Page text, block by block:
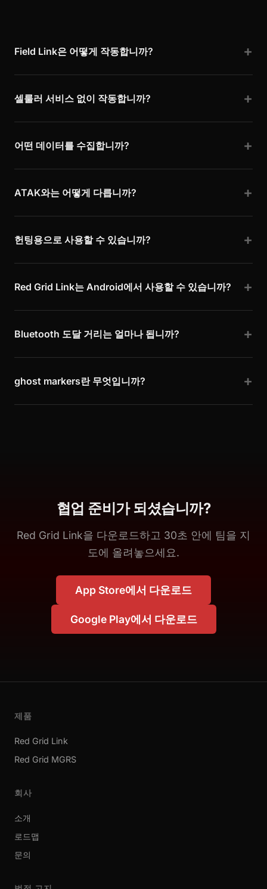
Field Link은 어떻게 작동합니까?
셀룰러 서비스 없이 작동합니까?
어떤 데이터를 수집합니까?
ATAK와는 어떻게 다릅니까?
헌팅용으로 사용할 수 있습니까?
Red Grid Link는 Android에서 사용할 수 있습니까?
Bluetooth 도달 거리는 얼마나 됩니까?
ghost markers란 무엇입니까?
협업 준비가 되셨습니까?
Red Grid Link을 다운로드하고 30초 안에 팀을 지
도에 올려놓으세요.
App Store에서 다운로드
Google Play에서 다운로드
제품
Red Grid Link
Red Grid MGRS
회사
소개
로드맵
문의